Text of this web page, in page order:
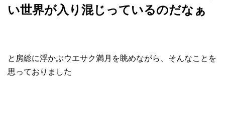
い世界が入り混じっているのだなぁ
と房総に浮かぶウエサク満月を眺めながら、そんなことを
思っておりました